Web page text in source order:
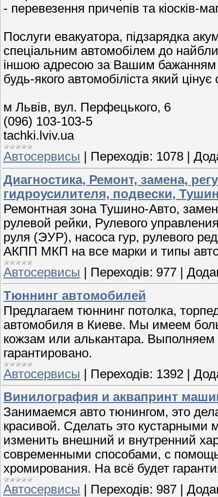
- перевезення причепів та кіосків-
Послуги евакуатора, підзарядка
спеціальним автомобілем до
іншою адресою за Вашим бажанням
будь-якого автомобіліста який цінує
м Львів, вул. Перфецького, 6
(096) 103-103-5
tachki.lviv.ua
Автосервисы
Переходів: 1078
Диагностика, Ремонт, замена,
гидроусилителя, подвески,
Ремонтная зона Тушино-Авто,
рулевой рейки, Рулевого
руля (ЭУР), насоса гур, рулевого
АКПП МКП на все марки и типы
Автосервисы
Переходів: 977
Тюннинг автомобилей
Предлагаем тюннинг потолка,
автомобиля в Киеве. Мы имеем
кожзам или алькантара.
гарантировано.
Автосервисы | Переходів: 1392 |
Винилография и аквапринт
Занимаемся авто тюнингом, это
красивой. Сделать это
изменить внешний и внутренний
современными способами, с
хромирования. На всё будет
Автосервисы
Переходів: 987